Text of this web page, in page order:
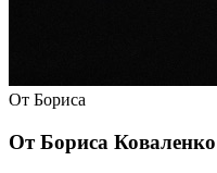
От Бориса
От Бориса Коваленко